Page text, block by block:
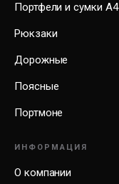
Портфели и сумки А4
Рюкзаки
Дорожные
Поясные
Портмоне
ИНФОРМАЦИЯ
О компании